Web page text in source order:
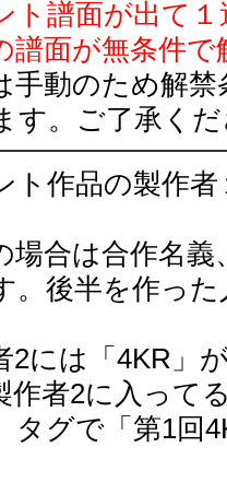
ト譜面が出て
譜面が無条件
手動のため解
す。ご了承く
ト作品の製作
場合は合作名
。後半を作っ
2には「4KR」
作者2に入って
タグで「第1